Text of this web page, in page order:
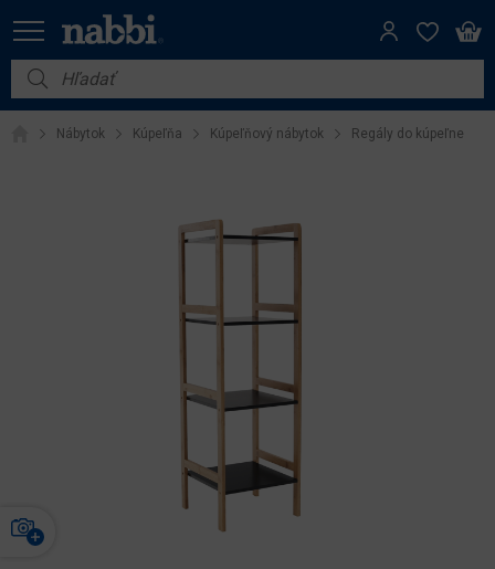
Nábytok
Vybavenie do domácnosti
Nábytok Kúpeľňa Kúpeľňový nábytok Regály do kúpeľne